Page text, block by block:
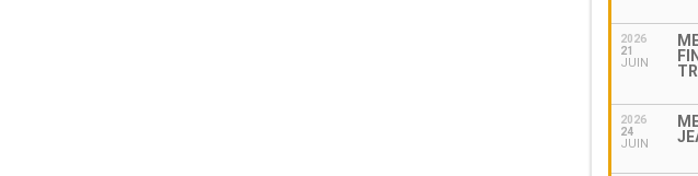
2026
21
JUIN
2026
24
JUIN